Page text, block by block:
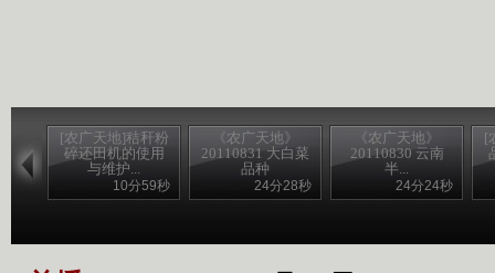
[农广天地]秸秆粉
碎还田机的使用
与维护...
10分59秒
《农广天地》
20110831 大白菜
品种
24分28秒
《农广天地》
20110830 云南
半...
24分24秒
[